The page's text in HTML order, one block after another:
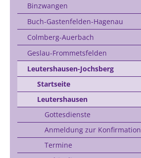
Binzwangen
Buch-Gastenfelden-Hagenau
Colmberg-Auerbach
Geslau-Frommetsfelden
Leutershausen-Jochsberg
Startseite
Leutershausen
Gottesdienste
Anmeldung zur Konfirmation
Termine